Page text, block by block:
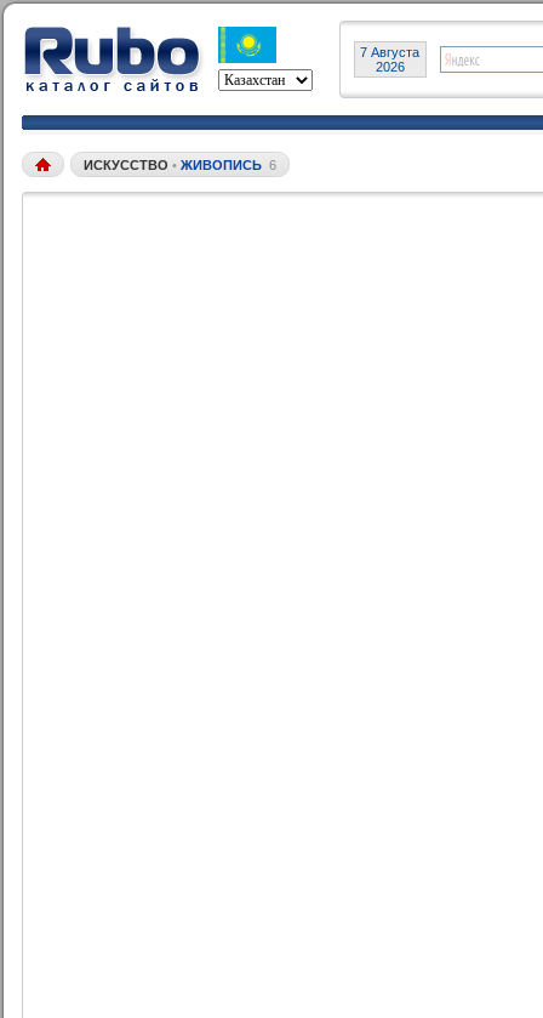
7 Августа
2026
ИСКУССТВО • ЖИВОПИСЬ 6